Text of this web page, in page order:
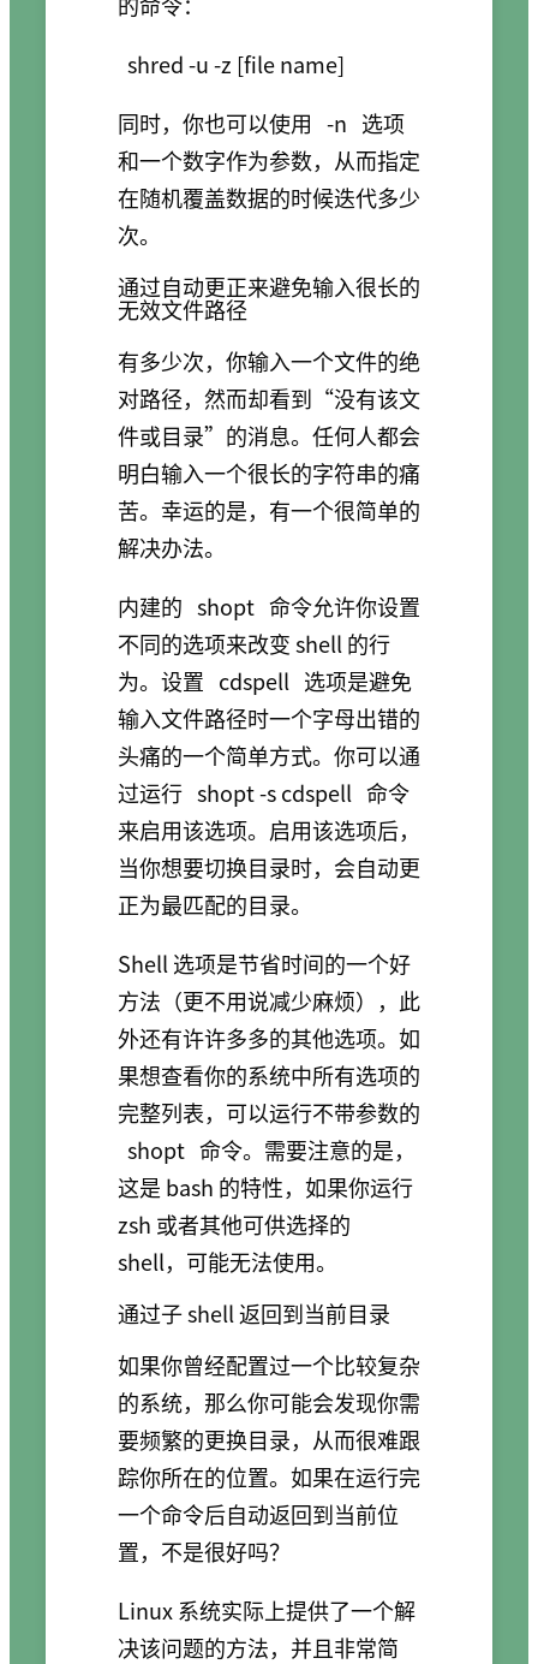
shred -u -z [file name]
同时，你也可以使用 -n 选项
和一个数字作为参数，从而指定
在随机覆盖数据的时候迭代多少
次。
通过自动更正来避免输入很长的
无效文件路径
有多少次，你输入一个文件的绝
对路径，然而却看到“没有该文
件或目录”的消息。任何人都会
明白输入一个很长的字符串的痛
苦。幸运的是，有一个很简单的
解决办法。
内建的 shopt 命令允许你设置
不同的选项来改变 shell 的行
为。设置 cdspell 选项是避免
输入文件路径时一个字母出错的
头痛的一个简单方式。你可以通
过运行 shopt -s cdspell 命令
来启用该选项。启用该选项后，
当你想要切换目录时，会自动更
正为最匹配的目录。
Shell 选项是节省时间的一个好
方法（更不用说减少麻烦），此
外还有许许多多的其他选项。如
果想查看你的系统中所有选项的
完整列表，可以运行不带参数的
shopt 命令。需要注意的是，
这是 bash 的特性，如果你运行
zsh 或者其他可供选择的
shell，可能无法使用。
通过子 shell 返回到当前目录
如果你曾经配置过一个比较复杂
的系统，那么你可能会发现你需
要频繁的更换目录，从而很难跟
踪你所在的位置。如果在运行完
一个命令后自动返回到当前位
置，不是很好吗？
Linux 系统实际上提供了一个解
决该问题的方法，并且非常简